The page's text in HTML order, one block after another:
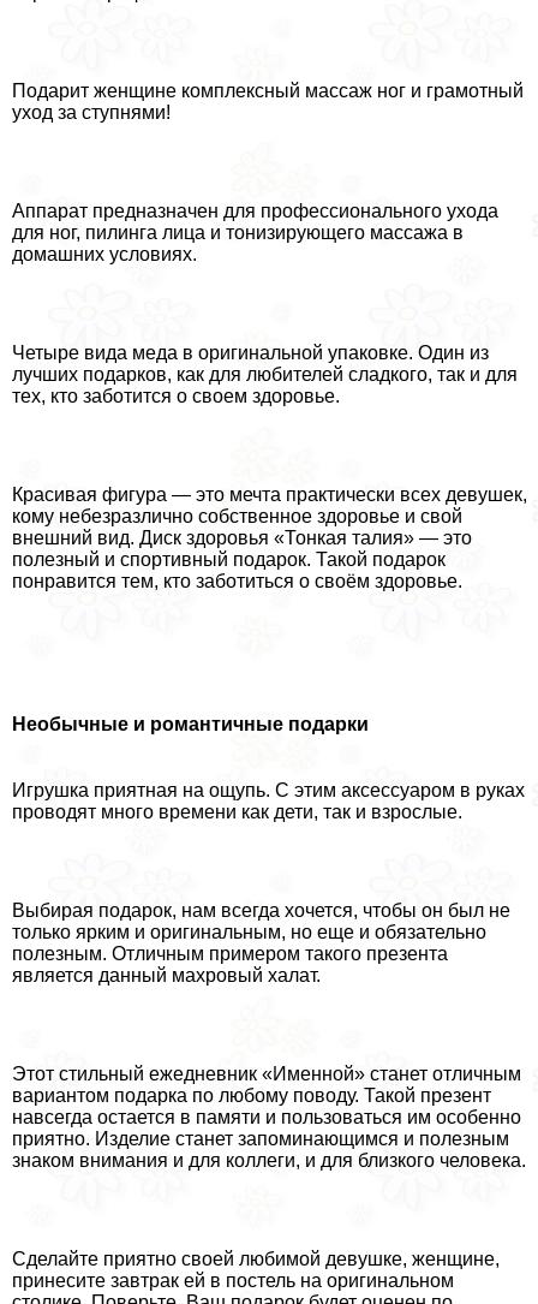
Подарит женщине комплексный массаж ног и грамотный
уход за ступнями!
Аппарат предназначен для профессионального ухода
для ног, пилинга лица и тонизирующего массажа в
домашних условиях.
Четыре вида меда в оригинальной упаковке. Один из
лучших подарков, как для любителей сладкого, так и для
тех, кто заботится о своем здоровье.
Красивая фигура — это мечта пpaктически всех дeвyшек,
кому небезразлично собственное здоровье и свой
внешний вид. Диск здоровья «Тонкая талия» — это
полезный и спортивный подарок. Такой подарок
понравится тем, кто заботиться о своём здоровье.
Необычные и романтичные подарки
Игрушка приятная на ощупь. С этим аксессуаром в руках
проводят много времени как дети, так и взрослые.
Выбирая подарок, нам всегда хочется, чтобы он был не
только ярким и оригинальным, но еще и обязательно
полезным. Отличным примером такого презента
является данный махровый халат.
Этот стильный ежедневник «Именной» станет отличным
вариантом подарка по любому поводу. Такой презент
навсегда остается в памяти и пользоваться им особенно
приятно. Изделие станет запоминающимся и полезным
знаком внимания и для коллеги, и для близкого человека.
Сделайте приятно своей любимой дeвyшке, женщине,
принесите завтpaк ей в постель на оригинальном